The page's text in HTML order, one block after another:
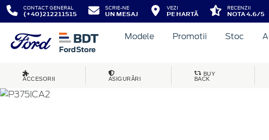
CONTACT GENERAL
(+40)212211515
SCRIE-NE
UN MESAJ
VEZI
PE HARTĂ
RECENZII
NOTA 4.6/5
Modele Promotii Stoc
ACCESORII ASIGURĂRI
BUY
BACK
RANGER